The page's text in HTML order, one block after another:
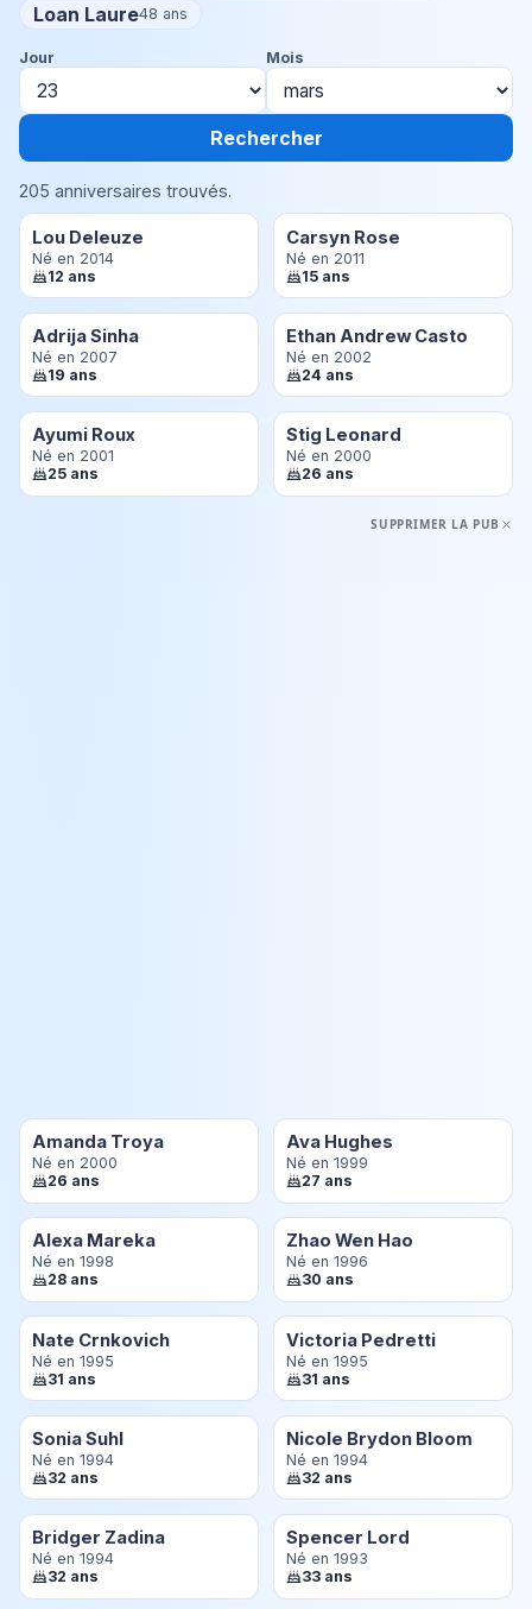
Loan Laure48 ans
Jour Mois
Rechercher
205 anniversaires trouvés.
Lou Deleuze
Né en 2014
12 ans
Carsyn Rose
Né en 2011
15 ans
Adrija Sinha
Né en 2007
19 ans
Ethan Andrew Casto
Né en 2002
24 ans
Ayumi Roux
Né en 2001
25 ans
Stig Leonard
Né en 2000
26 ans
SUPPRIMER LA PUB
Amanda Troya
Né en 2000
26 ans
Ava Hughes
Né en 1999
27 ans
Alexa Mareka
Né en 1998
28 ans
Zhao Wen Hao
Né en 1996
30 ans
Nate Crnkovich
Né en 1995
31 ans
Victoria Pedretti
Né en 1995
31 ans
Sonia Suhl
Né en 1994
32 ans
Nicole Brydon Bloom
Né en 1994
32 ans
Bridger Zadina
Né en 1994
32 ans
Spencer Lord
Né en 1993
33 ans